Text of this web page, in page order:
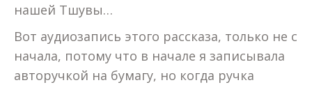
нашей Тшувы…
Вот аудиозапись этого рассказа, только не с
начала, потому что в начале я записывала
авторучкой на бумагу, но когда ручка